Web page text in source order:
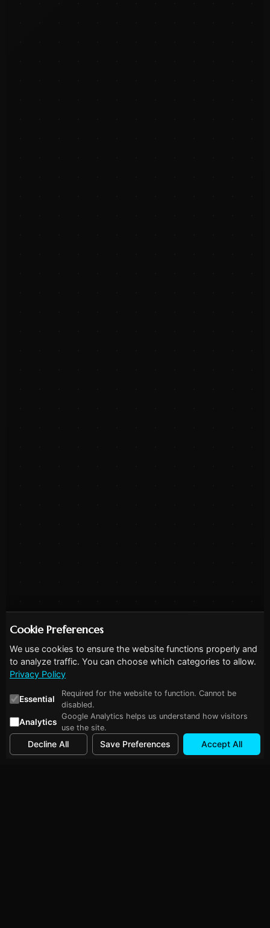
Cookie Preferences
We use cookies to ensure the website functions properly and
to analyze traffic. You can choose which categories to allow.
Privacy Policy
Essential
Required for the website to function. Cannot be
disabled.
Analytics
Google Analytics helps us understand how visitors
use the site.
Decline All Save Preferences Accept All